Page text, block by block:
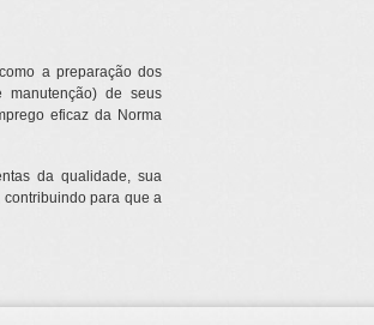
a preparação dos
manutenção) de seus
eficaz da Norma
da qualidade, sua
para que a